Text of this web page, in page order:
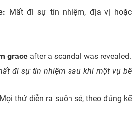
Mất đi sự tín nhiệm, địa vị hoặc
grace after a scandal was revealed.
đi sự tín nhiệm sau khi một vụ bê
Mọi thứ diễn ra suôn sẻ, theo đúng kế